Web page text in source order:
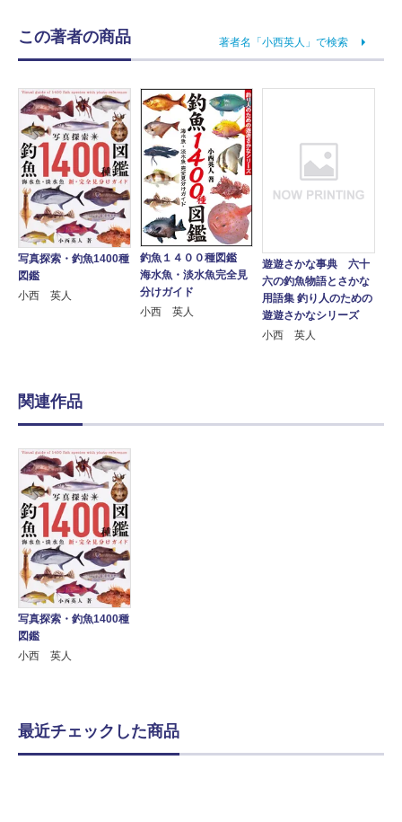
この著者の商品 著者名「小西英人」で検索
写真探索・釣魚1400種
図鑑
小西 英人
釣魚１４００種図鑑
海水魚・淡水魚完全見
分けガイド
小西 英人
遊遊さかな事典 六十
六の釣魚物語とさかな
用語集 釣り人のための
遊遊さかなシリーズ
小西 英人
関連作品
写真探索・釣魚1400種
図鑑
小西 英人
最近チェックした商品